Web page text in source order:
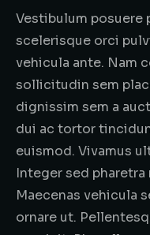
Vestibulum posuere
scelerisque orci
vehicula ante. Nam
sollicitudin sem
dignissim sem a
dui ac tortor
euismod. Vivamus
Integer sed
Maecenas vehicula
ornare ut.